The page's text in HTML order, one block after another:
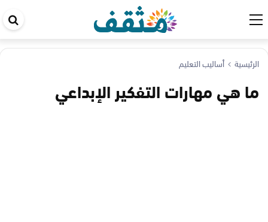
الرئيسية أساليب التعليم
ما هي مهارات التفكير الإبداعي